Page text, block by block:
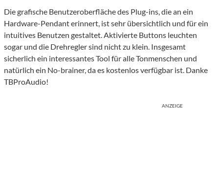
Die grafische Benutzeroberfläche des Plug-ins, die an ein
Hardware-Pendant erinnert, ist sehr übersichtlich und für ein
intuitives Benutzen gestaltet. Aktivierte Buttons leuchten
sogar und die Drehregler sind nicht zu klein. Insgesamt
sicherlich ein interessantes Tool für alle Tonmenschen und
natürlich ein No-brainer, da es kostenlos verfügbar ist. Danke
TBProAudio!
ANZEIGE